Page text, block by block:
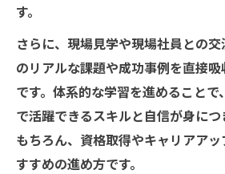
す。
さらに、現場見学や現場社員との
のリアルな課題や成功事例を直接
です。体系的な学習を進めること
で活躍できるスキルと自信が身に
もちろん、資格取得やキャリアア
すすめの進め方です。